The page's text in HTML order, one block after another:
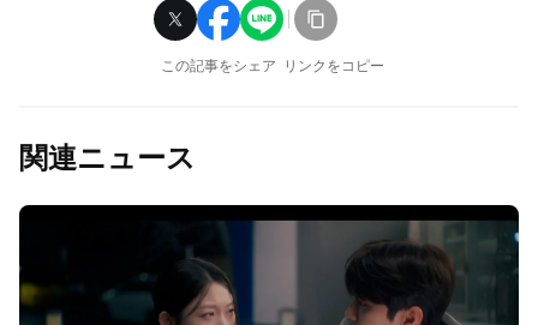
この記事をシェア リンクをコピー
関連ニュース